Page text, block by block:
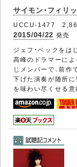
サイモン・フィリ
UCCU-1477 2,860
2015/04/22 発売
ジェフ・ベックをは
高峰のドラマーによ
じメンバーで、前
下げた演奏が随所に
を味わい尽くせる意